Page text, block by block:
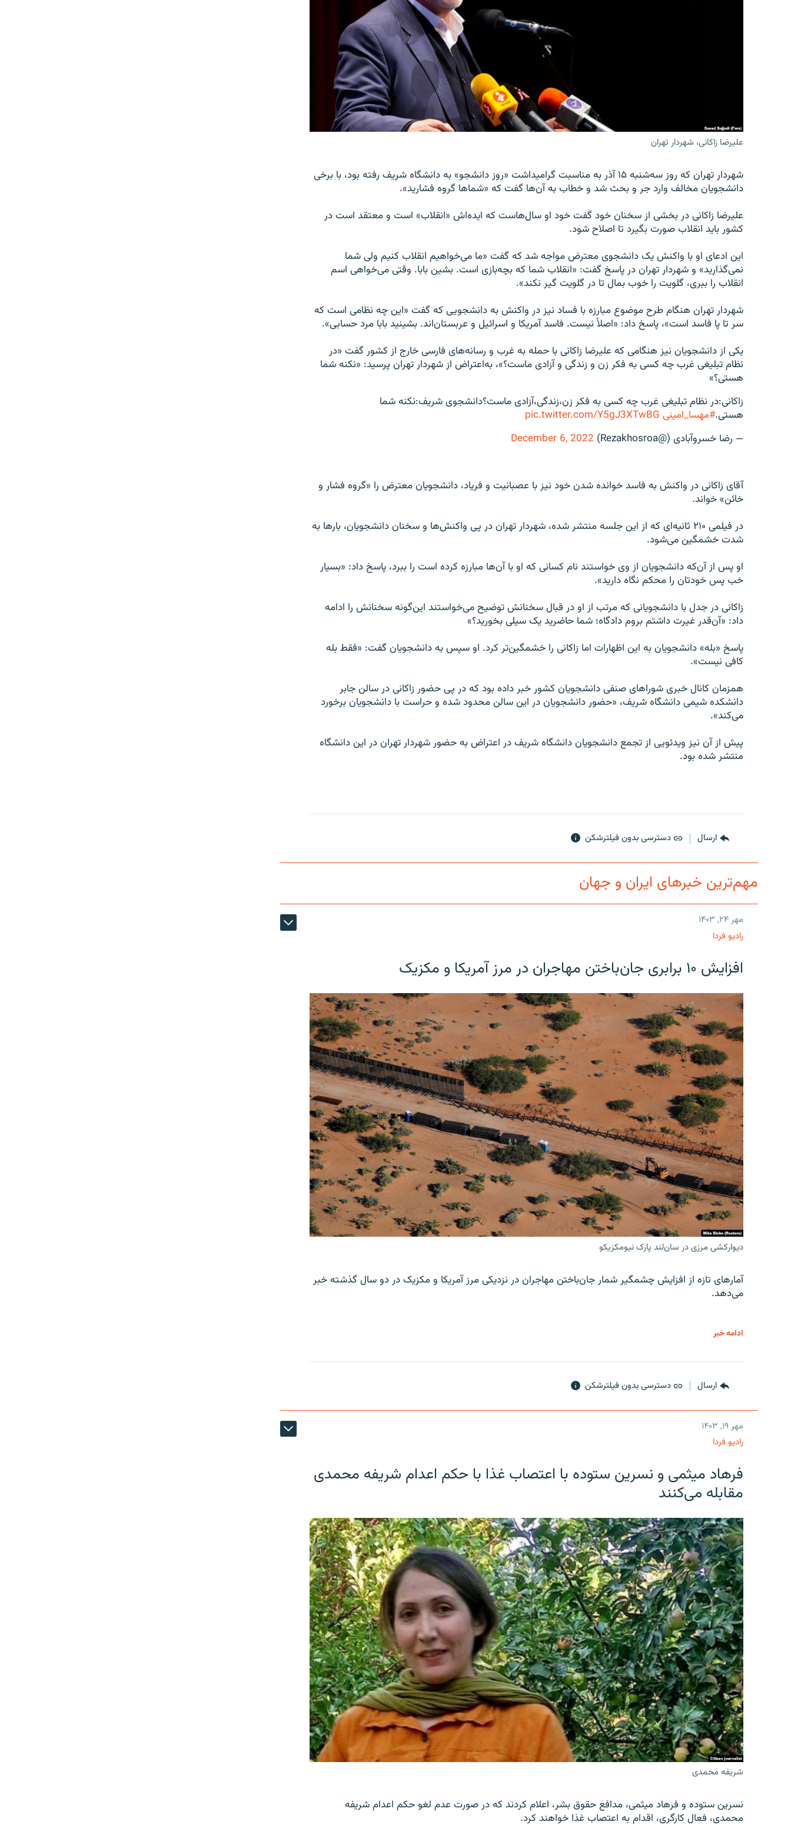
علیرضا زاکانی، شهردار تهران
شهردار تهران که روز سه‌شنبه ۱۵ آذر به مناسبت گرامیداشت «روز دانشجو» به دانشگاه شریف رفته بود، با برخی
دانشجویان مخالف وارد جر و بحث شد و خطاب به آن‌ها گفت که «شماها گروه فشارید».
علیرضا زاکانی در بخشی از سخنان خود گفت خود او سال‌هاست که ایده‌اش «انقلاب» است و معتقد است در
کشور باید انقلاب صورت بگیرد تا اصلاح شود.
این ادعای او با واکنش یک دانشجوی معترض مواجه شد که گفت «ما می‌خواهیم انقلاب کنیم ولی شما
نمی‌گذارید» و شهردار تهران در پاسخ گفت: «انقلاب شما که بچه‌بازی است. بشین بابا. وقتی می‌خواهی اسم
انقلاب را ببری، گلویت را خوب بمال تا در گلویت گیر نکند».
شهردار تهران هنگام طرح موضوع مبارزه با فساد نیز در واکنش به دانشجویی که گفت «این چه نظامی است که
سر تا پا فاسد است»، پاسخ داد: «اصلاً نیست. فاسد آمریکا و اسرائیل و عربستان‌اند. بشینید بابا مرد حسابی».
یکی از دانشجویان نیز هنگامی که علیرضا زاکانی با حمله به غرب و رسانه‌های فارسی خارج‌ از کشور گفت «در
نظام تبلیغی غرب چه کسی به فکر زن و زندگی و آزادی ماست؟»، به‌اعتراض از شهردار تهران پرسید: «نکنه شما
هستی؟»
زاکانی:در نظام تبلیغی غرب چه کسی به فکر زن،زندگی،آزادی ماست؟دانشجوی شریف:نکنه شما
هستی.#مهسا_امینی pic.twitter.com/Y5gJ3XTwBG
— رضا خسروآبادی (@Rezakhosroa)
December 6, 2022
آقای زاکانی در واکنش به فاسد خوانده‌ شدن خود نیز با عصبانیت و فریاد، دانشجویان معترض را «گروه فشار و
خائن» خواند.
در فیلمی ۲۱۰ ثانیه‌ای که از این جلسه منتشر شده، شهردار تهران در پی واکنش‌ها و سخنان دانشجویان، بارها به
شدت خشمگین می‌شود.
او پس از آن‌که دانشجویان از وی خواستند نام کسانی که او با آن‌ها مبارزه کرده است را ببرد، پاسخ داد: «بسیار
خب پس خودتان را محکم نگاه دارید».
زاکانی در جدل با دانشجویانی که مرتب از او در قبال سخنانش توضیح می‌خواستند این‌گونه سخنانش را ادامه
داد: «آن‌قدر غیرت داشتم بروم دادگاه؛ شما حاضرید یک سیلی بخورید؟»
پاسخ «بله» دانشجویان به این اظهارات اما زاکانی را خشمگین‌تر کرد. او سپس به دانشجویان گفت: «فقط بله
کافی نیست».
همزمان کانال خبری شوراهای صنفی دانشجویان کشور خبر داده بود که در پی حضور زاکانی در سالن جابر
دانشکده شیمی دانشگاه شریف، «حضور دانشجویان در این سالن محدود شده و حراست با دانشجویان برخورد
می‌کند».
پیش از آن نیز ویدئویی از تجمع دانشجویان دانشگاه شریف در اعتراض به حضور شهردار تهران در این دانشگاه
منتشر شده بود.
ارسال دسترسی بدون فیلترشکن
مهم‌ترین خبرهای ایران و جهان
مهر ۲۴, ۱۴۰۳
رادیو فردا
افزایش ۱۰ برابری جان‌باختن مهاجران در مرز آمریکا و مکزیک
دیوارکشی مرزی در سان‌لند پارک نیومکزیکو
آمارهای تازه از افزایش چشمگیر شمار جان‌باختن مهاجران در نزدیکی مرز آمریکا و مکزیک در دو سال گذشته خبر
می‌دهد.
ادامه خبر
ارسال دسترسی بدون فیلترشکن
مهر ۱۹, ۱۴۰۳
رادیو فردا
فرهاد میثمی و نسرین ستوده با اعتصاب غذا با حکم اعدام شریفه محمدی
مقابله می‌کنند
شریفه محمدی
نسرین ستوده و فرهاد میثمی، مدافع حقوق بشر، اعلام کردند که در صورت عدم لغو حکم اعدام شریفه
محمدی، فعال کارگری، اقدام به اعتصاب غذا خواهند کرد.